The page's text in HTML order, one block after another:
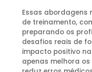
Essas abordagens
de treinamento,
preparando os
desafios reais de
impacto positivo
apenas melhora